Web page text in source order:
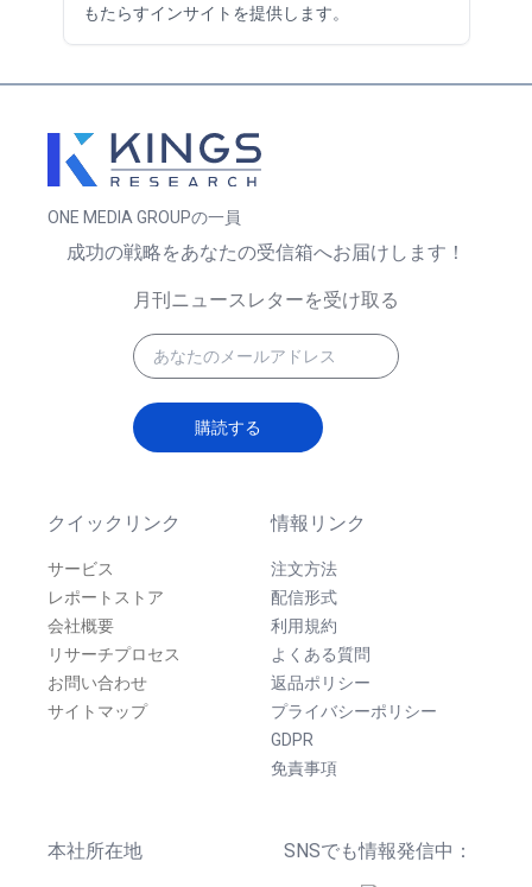
もたらすインサイトを提供します。
ONE MEDIA GROUPの一員
クイックリンク
サービス
レポートストア
会社概要
リサーチプロセス
お問い合わせ
サイトマップ
情報リンク
注文方法
配信形式
利用規約
よくある質問
返品ポリシー
プライバシーポリシー
GDPR
免責事項
本社所在地 SNSでも情報発信中：
成功の戦略をあなたの受信箱へお届けします！
月刊ニュースレターを受け取る
購読する